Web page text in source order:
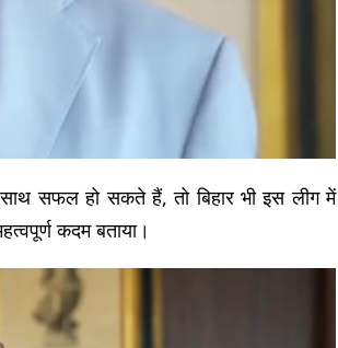
सफल हो सकते हैं, तो बिहार भी इस लीग में
कदम बताया।